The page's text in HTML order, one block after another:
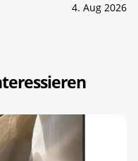
4. Aug 2026